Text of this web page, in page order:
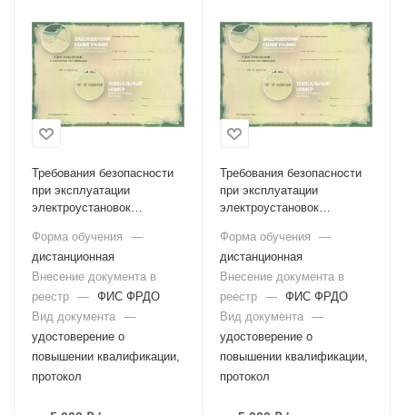
Требования безопасности
при эксплуатации
электроустановок
Форма обучения
—
дистанционная
Внесение документа в
реестр — ФИС ФРДО
Вид документа —
удостоверение о
повышении квалификации,
протокол
Требования безопасности
при эксплуатации
электроустановок
правом инспектирования)
Форма обучения
—
дистанционная
Внесение документа в
реестр — ФИС ФРДО
Вид документа —
удостоверение о
повышении квалификации,
протокол